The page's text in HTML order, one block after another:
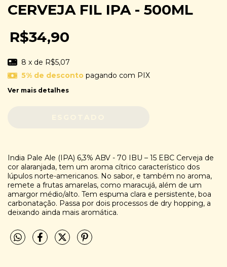
CERVEJA FIL IPA - 500ML
R$34,90
8 x de R$5,07
5% de descontopagando com PIX
Ver mais detalhes
India Pale Ale (IPA) 6,3% ABV - 70 IBU – 15 EBC Cerveja de
cor alaranjada, tem um aroma cítrico característico dos
lúpulos norte-americanos. No sabor, e também no aroma,
remete a frutas amarelas, como maracujá, além de um
amargor médio/alto. Tem espuma clara e persistente, boa
carbonatação. Passa por dois processos de dry hopping, a
deixando ainda mais aromática.